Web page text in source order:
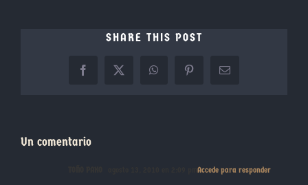
SHARE THIS POST
Facebook
X WhatsAppPinterestCorreo
Un comentario
Accede para responder